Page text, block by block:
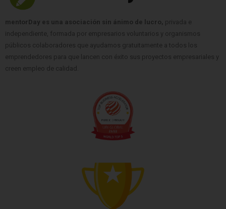
mentorDay es una asociación sin ánimo de lucro, privada e
independiente, formada por empresarios voluntarios y organismos
públicos colaboradores que ayudamos gratuitamente a todos los
emprendedores para que lancen con éxito sus proyectos empresariales y
creen empleo de calidad.